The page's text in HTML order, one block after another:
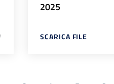
2025
SCARICA FILE